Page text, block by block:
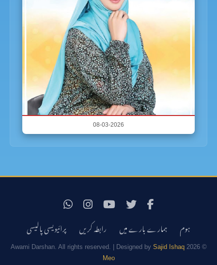
08-03-2026
ہوم ہمارے بارے میں رابطہ کریں پرائیویسی پالیسی
© 2026 Awami Darshan. All rights reserved. | Designed by
Sajid Ishaq
Meo